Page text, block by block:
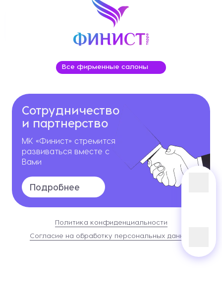
Все фирменные салоны
Сотрудничество
и партнерство
МК «Финист» стремится
развиваться вместе с
Вами
Подробнее
Политика конфиденциальности
Согласие на обработку персональных данных